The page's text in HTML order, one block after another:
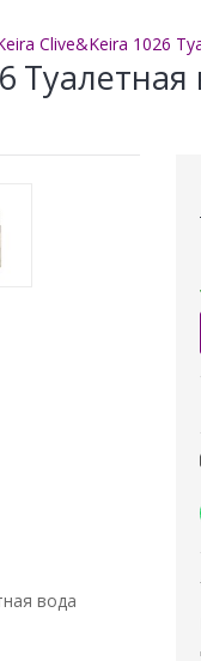
Clive&Keira 1026
вода